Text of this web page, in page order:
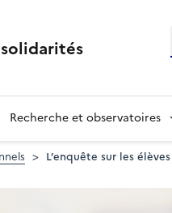
Recherche et observatoires
L’enquête sur les